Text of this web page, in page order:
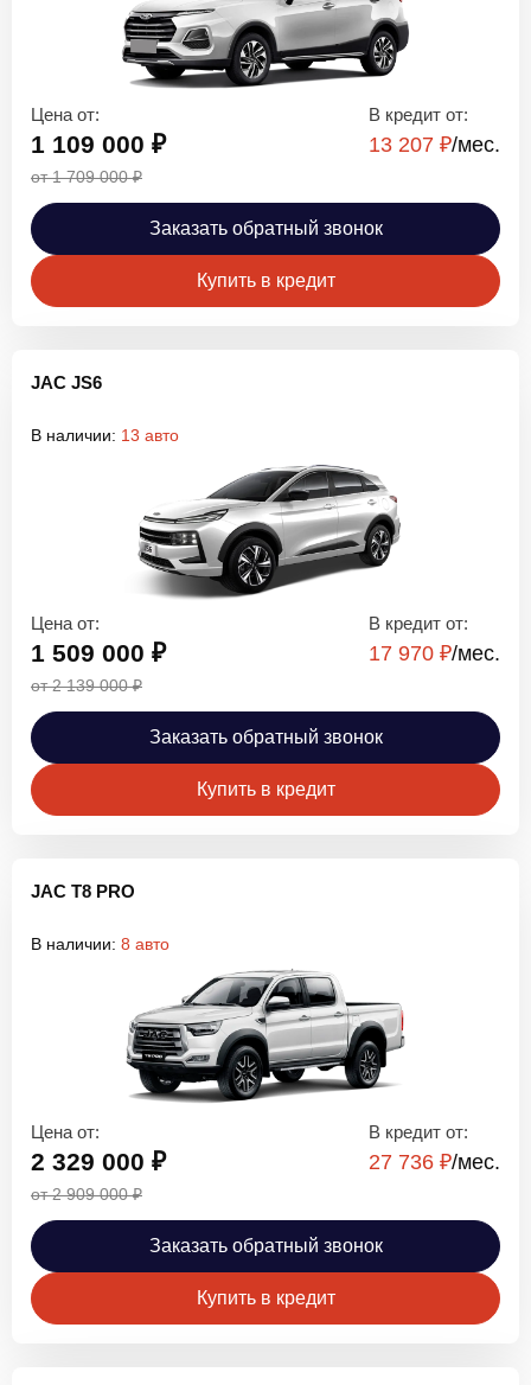
Цена от:
1 109 000 ₽
от 1 709 000 ₽
В кредит от:
13 207 ₽/мec.
Заказать обратный звонок
Купить в кредит
JAC JS6
В наличии: 13 авто
Цена от:
1 509 000 ₽
от 2 139 000 ₽
В кредит от:
17 970 ₽/мec.
Заказать обратный звонок
Купить в кредит
JAC T8 PRO
В наличии: 8 авто
Цена от:
2 329 000 ₽
от 2 909 000 ₽
В кредит от:
27 736 ₽/мec.
Заказать обратный звонок
Купить в кредит